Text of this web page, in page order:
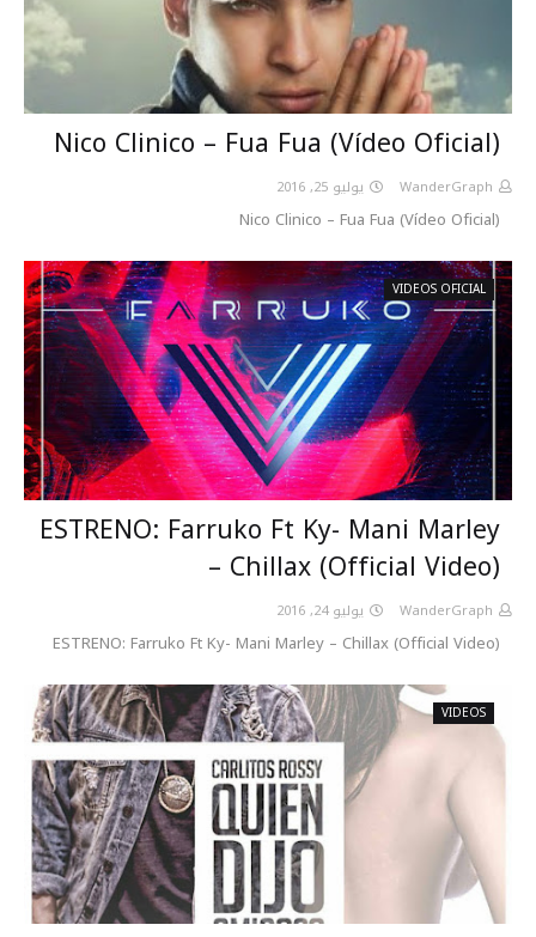
Nico Clinico – Fua Fua (Vídeo Oficial)
WanderGraph يوليو 25, 2016
Nico Clinico – Fua Fua (Vídeo Oficial)
VIDEOS OFICIAL
ESTRENO: Farruko Ft Ky- Mani Marley
– Chillax (Official Video)
WanderGraph يوليو 24, 2016
ESTRENO: Farruko Ft Ky- Mani Marley – Chillax (Official Video)
VIDEOS